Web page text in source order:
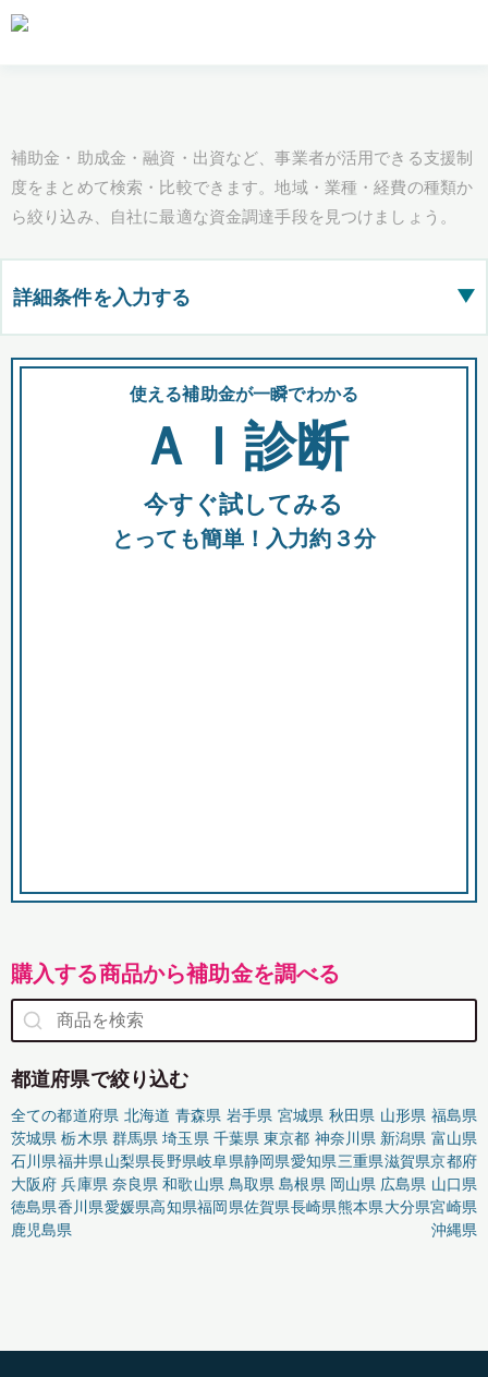
補助金・助成金・融資・出資など、事業者が活用できる支援制
度をまとめて検索・比較できます。地域・業種・経費の種類か
ら絞り込み、自社に最適な資金調達手段を見つけましょう。
詳細条件を入力する ▶
都道府県
全国の検索結果を含めて表示
助成金 融資 出資
使える補助金が一瞬でわかる
ＡＩ診断
今すぐ試してみる
とっても簡単！入力約３分
購入する商品から補助金を調べる
都道府県で絞り込む
全ての都道府県 北海道 青森県 岩手県 宮城県 秋田県 山形県 福島県
茨城県 栃木県 群馬県 埼玉県 千葉県 東京都 神奈川県 新潟県 富山県
石川県福井県山梨県長野県岐阜県静岡県愛知県三重県滋賀県京都府
大阪府 兵庫県 奈良県 和歌山県 鳥取県 島根県 岡山県 広島県 山口県
徳島県香川県愛媛県高知県福岡県佐賀県長崎県熊本県大分県宮崎県
鹿児島県
沖縄県